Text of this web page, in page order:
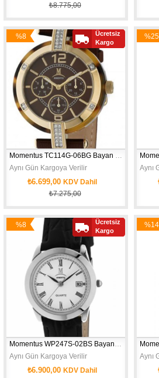
₺8.775,00
Aynı Gün Kargoya Verilir
₺6.699,00 KDV Dahil
₺7.275,00
%8
İndirim
Ücretsiz
Kargo
Aynı
%25
Aynı Gün Kargoya Verilir
₺6.900,00 KDV Dahil
%8
Ücretsiz
Kargo
Aynı
%14